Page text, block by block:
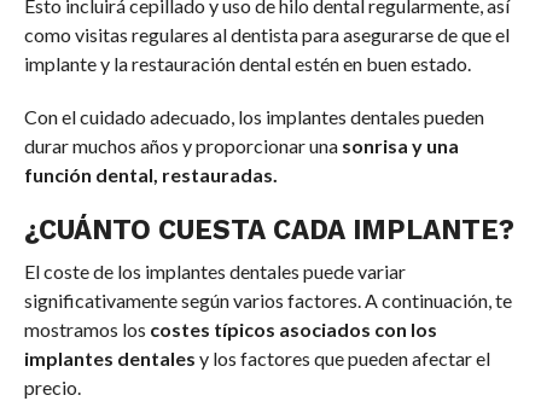
Esto incluirá cepillado y uso de hilo dental regularmente, así
como visitas regulares al dentista para asegurarse de que el
implante y la restauración dental estén en buen estado.
Con el cuidado adecuado, los implantes dentales pueden
durar muchos años y proporcionar unasonrisa y una
función dental, restauradas.
¿CUÁNTO CUESTA CADA IMPLANTE?
El coste de los implantes dentales puede variar
significativamente según varios factores. A continuación, te
mostramos los costes típicos asociados con los
implantes dentales y los factores que pueden afectar el
precio.